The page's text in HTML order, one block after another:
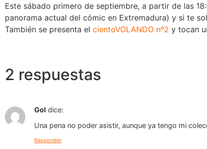
Este sábado primero de septiembre, a partir de las
panorama actual del cómic en Extremadura) y si te
También se presenta el cientoVOLANDO nº2 y tocan
2 respuestas
Gol dice:
Una pena no poder asistir, aunque ya tengo mi
Responder